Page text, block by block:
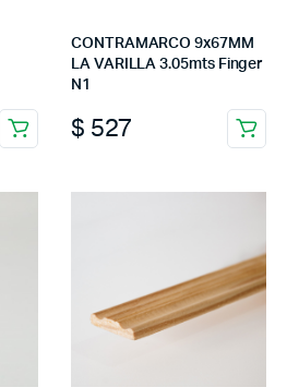
CONTRAMARCO 9x67MM
LA VARILLA 3.05mts Finger
N1
$ 527